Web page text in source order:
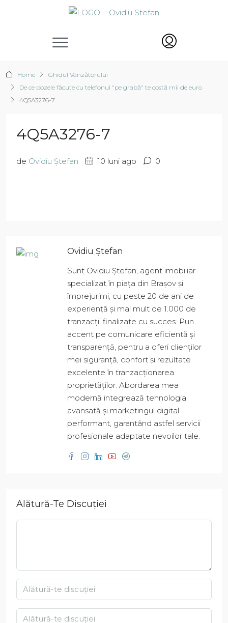
Home
Ghidul Vânzătorului
De ce pozele făcute cu telefonul "pe grabă" te costă mii de euro
4Q5A3276-7
4Q5A3276-7
de Ovidiu Ștefan 10 luni ago 0
Ovidiu Ștefan
Sunt Ovidiu Ștefan, agent imobiliar
specializat în piața din Brașov și
împrejurimi, cu peste 20 de ani de
experiență și mai mult de 1.000 de
tranzacții finalizate cu succes. Pun
accent pe comunicare eficientă și
transparență, pentru a oferi clienților
mei siguranță, confort și rezultate
excelente în tranzacționarea
proprietăților. Abordarea mea
modernă integrează tehnologia
avansată și marketingul digital
performant, garantând astfel servicii
profesionale adaptate nevoilor tale.
Alătură-Te Discuției